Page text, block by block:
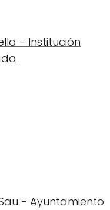
- Institución
- Ayuntamiento